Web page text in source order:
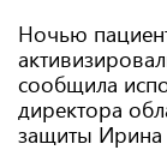
Ночью
сообщила
директора
защиты Ирина